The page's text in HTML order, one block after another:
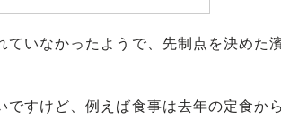
いなかったようで、先制点を決めた
ですけど、例えば食事は去年の定食か